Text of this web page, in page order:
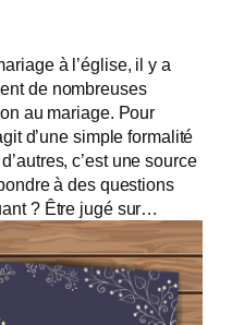
à l’église, il y a
de nombreuses
au mariage. Pour
d’une simple formalité
c’est une source
à des questions
? Être jugé sur…